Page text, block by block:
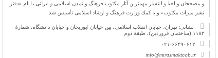
و مصححان و احیا و انتشار مهمترین آثار مكتوب فرهنگ و تمدن اسلامی و ایرانی با نام «دفتر
نشر میراث مكتوب» و با كمك وزارت فرهنگ و ارشاد اسلامی تأسیس شد.
نشانی: تهران، خیابان انقلاب اسلامی، بین خیابان ابوریحان و خیابان دانشگاه، شمارۀ
۱۱۸۲ (ساختمان فروردین)، طبقۀ دوم
۰۲۱-۶۶۴۹۰۶۱۲
info@mirasmaktoob.ir